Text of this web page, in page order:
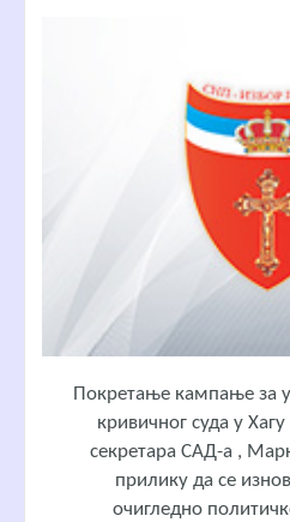
Покретање кампање за
кривичног суда у
секретара САД-а ,
прилику да се
очигледно